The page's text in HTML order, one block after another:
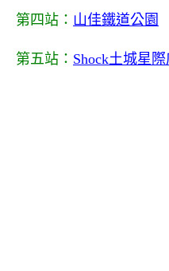
第四站： 山佳鐵道公園
第五站： Shock土城星際